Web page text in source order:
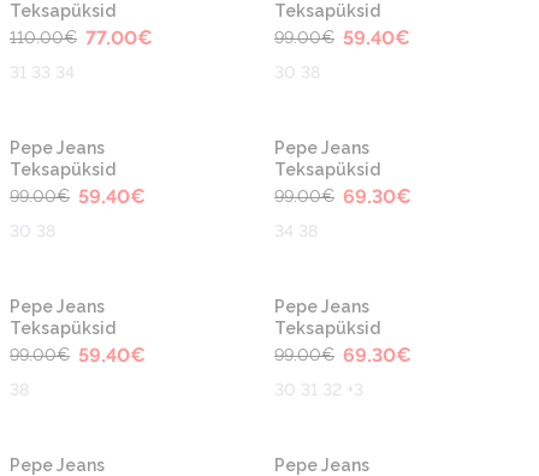
Teksapüksid
110.00€ 77.00€
31 33 34
Teksapüksid
99.00€ 59.40€
30 38
-40%
Pepe Jeans
Teksapüksid
99.00€ 59.40€
30 38
-30%
Pepe Jeans
Teksapüksid
99.00€ 69.30€
34 38
-40%
Pepe Jeans
Teksapüksid
99.00€ 59.40€
38
-30%
Pepe Jeans
Teksapüksid
99.00€ 69.30€
30 31 32 +3
-40%
Pepe Jeans
-40%
Pepe Jeans